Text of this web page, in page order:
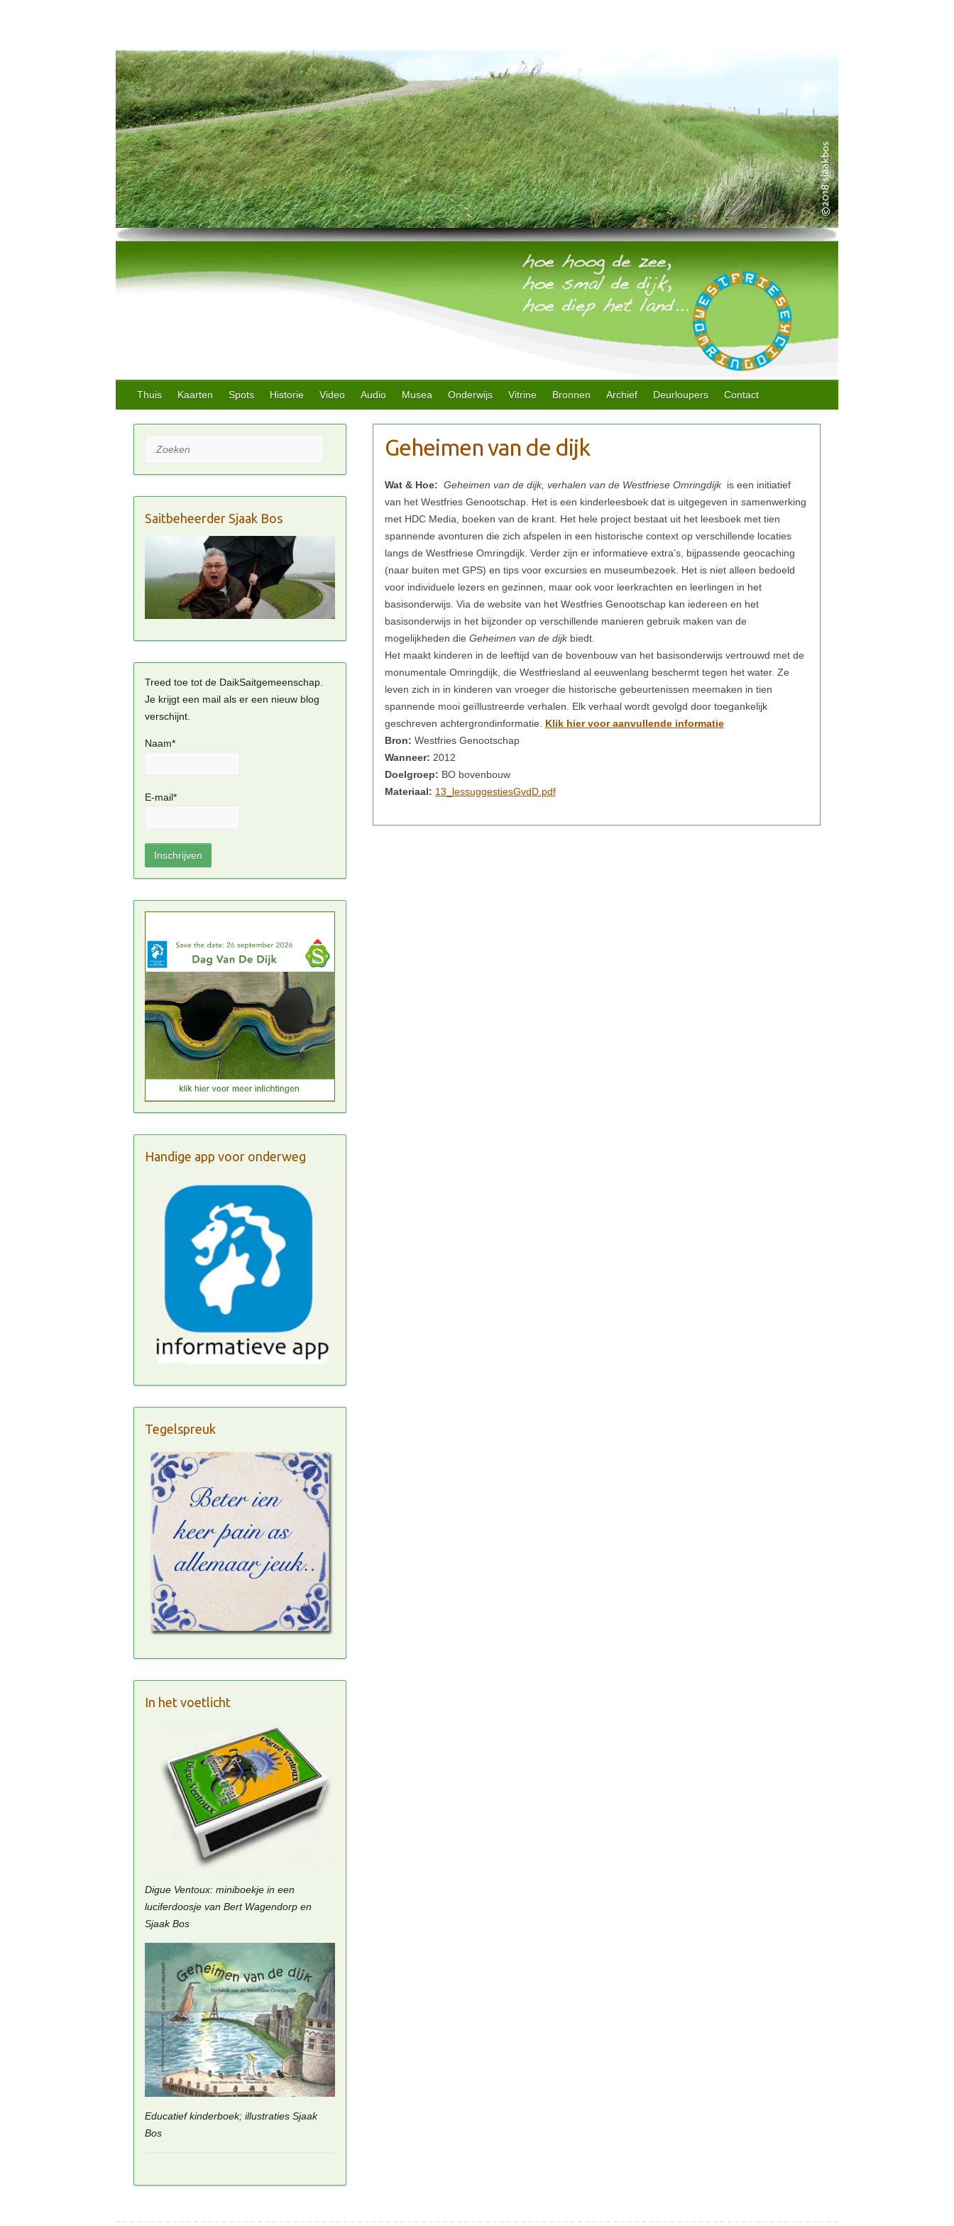
Thuis Kaarten Spots Historie Video Audio Musea Onderwijs Vitrine Bronnen Archief Deurloupers Contact
Wat & Hoe: Geheimen van de dijk, verhalen van de Westfriese Omringdijk is een initiatief
van het Westfries Genootschap. Het is een kinderleesboek dat is uitgegeven in samenwerking
met HDC Media, boeken van de krant. Het hele project bestaat uit het leesboek met tien
spannende avonturen die zich afspelen in een historische context op verschillende locaties
langs de Westfriese Omringdijk. Verder zijn er informatieve extra’s, bijpassende geocaching
(naar buiten met GPS) en tips voor excursies en museumbezoek. Het is niet alleen bedoeld
voor individuele lezers en gezinnen, maar ook voor leerkrachten en leerlingen in het
basisonderwijs. Via de website van het Westfries Genootschap kan iedereen en het
basisonderwijs in het bijzonder op verschillende manieren gebruik maken van de
mogelijkheden die Geheimen van de dijkbiedt.
Het maakt kinderen in de leeftijd van de bovenbouw van het basisonderwijs vertrouwd met de
monumentale Omringdijk, die Westfriesland al eeuwenlang beschermt tegen het water. Ze
leven zich in in kinderen van vroeger die historische gebeurtenissen meemaken in tien
spannende mooi geïllustreerde verhalen. Elk verhaal wordt gevolgd door toegankelijk
geschreven achtergrondinformatie. Klik hier voor aanvullende informatie
Bron: Westfries Genootschap
Wanneer: 2012
Doelgroep: BO bovenbouw
Materiaal: 13_lessuggestiesGvdD.pdf
Zoeken
Saitbeheerder Sjaak Bos
Treed toe tot de DaikSaitgemeenschap.
Je krijgt een mail als er een nieuw blog
verschijnt.
Naam*
E-mail*
Handige app voor onderweg
Tegelspreuk
In het voetlicht
Digue Ventoux: miniboekje in een
luciferdoosje van Bert Wagendorp en
Sjaak Bos
Educatief kinderboek; illustraties Sjaak
Bos